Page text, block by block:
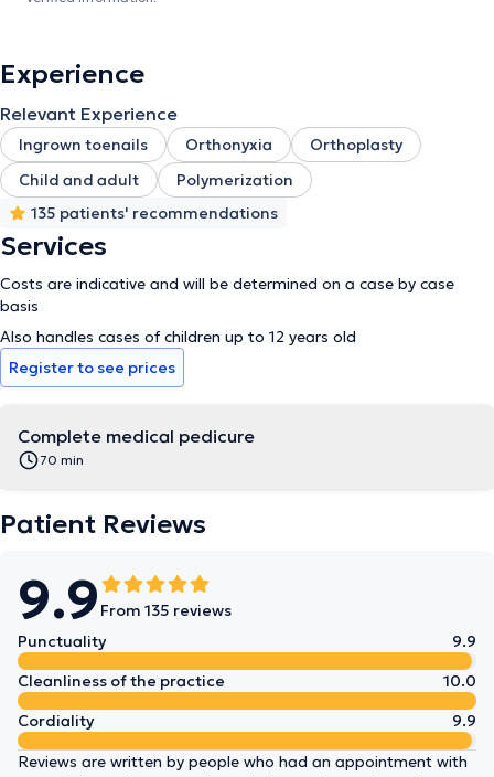
Experience
Relevant Experience
Ingrown toenails Orthonyxia
Orthoplasty
Child and adult
Polymerization
135 patients' recommendations
Services
Costs are indicative and will be determined on a case by case
basis
Also handles cases of children up to 12 years old
Register to see prices
Complete medical pedicure
70 min
Patient Reviews
9.9 From 135 reviews
Punctuality
9.9
Cleanliness of the practice
10.0
Cordiality
9.9
Reviews are written by people who had an appointment with